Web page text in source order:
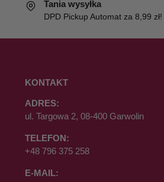
Tania wysyłka
DPD Pickup Automat za 8,99 zł!
KONTAKT
ADRES:
ul. Targowa 2, 08-400 Garwolin
TELEFON:
+48 796 375 258
E-MAIL: